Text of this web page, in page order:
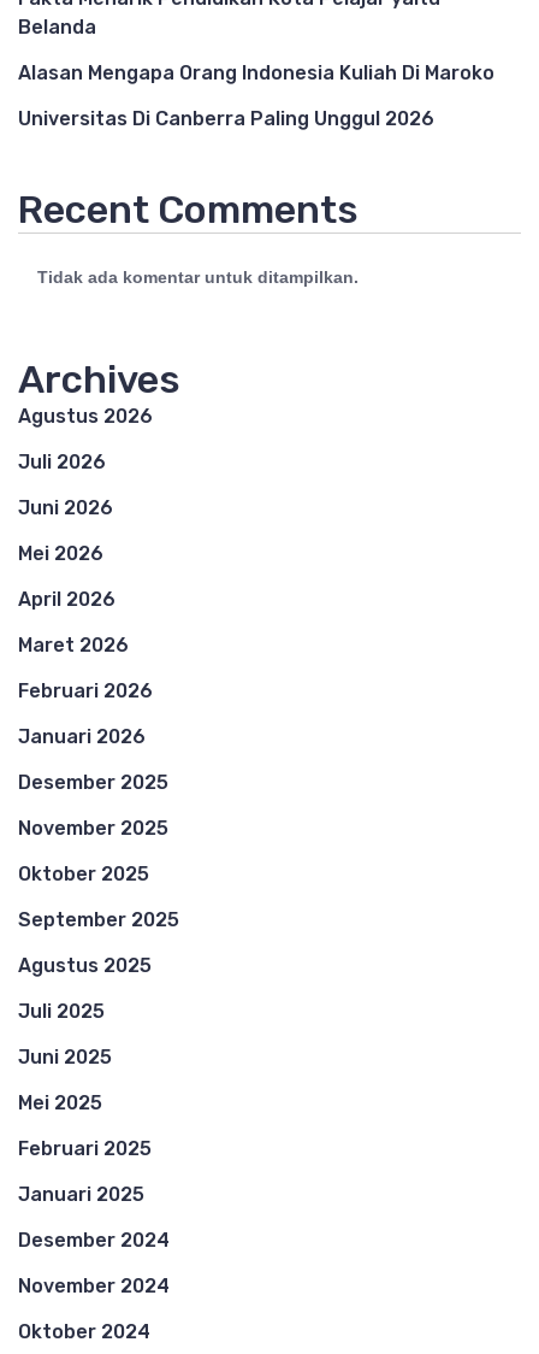
Belanda
Alasan Mengapa Orang Indonesia Kuliah Di Maroko
Universitas Di Canberra Paling Unggul 2026
Recent Comments
Tidak ada komentar untuk ditampilkan.
Archives
Agustus 2026
Juli 2026
Juni 2026
Mei 2026
April 2026
Maret 2026
Februari 2026
Januari 2026
Desember 2025
November 2025
Oktober 2025
September 2025
Agustus 2025
Juli 2025
Juni 2025
Mei 2025
Februari 2025
Januari 2025
Desember 2024
November 2024
Oktober 2024